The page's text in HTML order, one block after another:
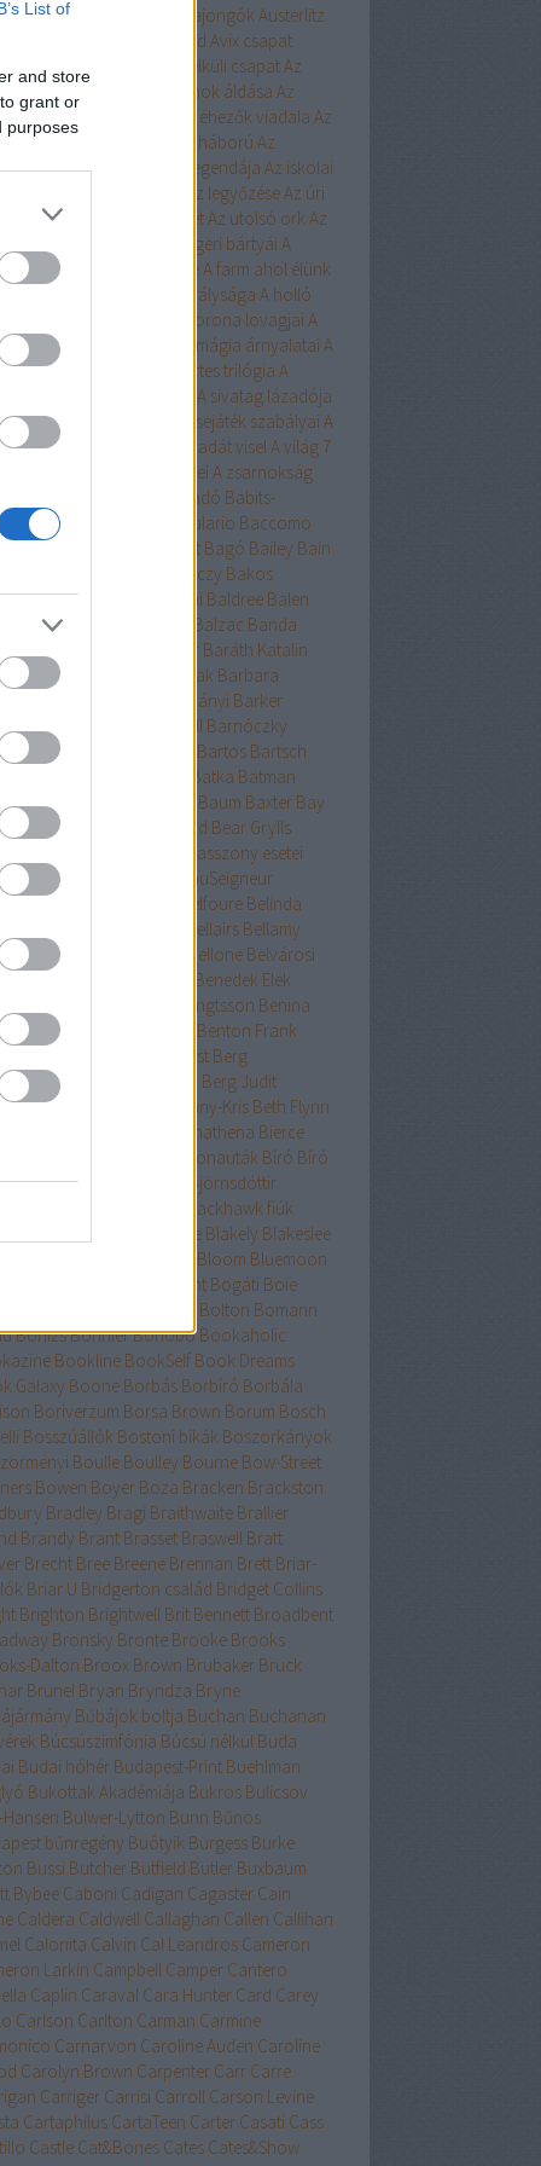
List of
and store
grant or
purposes
Aurora Austen-rajongók Austerlitz
Aveyard Avix csapat
Ázsia-saga Az arc nélküli csapatAz
bába
Az égi hivatalnok áldása Az
ló
Az éhezők viadala Az
hercege
Az első hangy háború Az
flottaAz északi erdő legendája Az iskolai
Az Olimposz legyőzéseAz úri
Az utolsó huszonhétAz utolsó ork Az
A Birodalom tengeri bártyái A
kultiváció nagymestereA farm ahol élünk
A híd királysága A holló
A korona lovagjai A
népe
A mágia árnyalatai A
rabjai
A nyertes trilógia A
A sivatag lázadója
egyenlete
A szerencsejáték szabályai A
boszorkánya
A tacskó Pradát viselA világ 7
A Yellowstone alfahímjei A zsarnokság
Babilon Kiadó Babits-
Baccalario Baccomo
Baehr Baggot Bagó Bailey Bain
Bakóczy Bakos
krimik
Baldini Baldree Balen
ErikaBallard Balzac Banda
Bán Mór Baráth Katalin
Viktória
Barátnak tartalak Barbara
Bárkányi Barker
Barnard Barnhill Barnóczky
Barreau Bartos Bartsch
Batka Batman
Bauer Baum Baxter Bay
Bazterrica Beard Bear Grylls
Beatrice Hyde-Clare kisasszony esetei
Williams
BeauSeigneur
Stowe
Belfoure Belinda
Bellairs Bellamy
Belle Bellinger-nővérek Bellone Belvárosi
Benedek Elek
Bengtsson Benina
Benkő
Benton Frank
Berest Berg
Berg Judit
Berry Bethany-Kris Beth Flynn
Bhathena Bierce
Bionauták Bíró Bíró
Bishop
Björnsdóttir
Blackhawk fiúk
Blake Blakely Blakeslee
Bloom Bluemoon
Body Count Bogáti Boie
Bolton Bomann
BónizsBonnierBonobó Bookaholic
Bookline BookSelf Book Dreams
Galaxy Boone Borbás Borbíró Borbála
Boriverzum Borsa Brown Borum Bosch
Bosszúállók Bostoni bikák Boszorkányok
Boulle Boulley Bourne Bow-Street
Bowen Boyer Boza Bracken Brackston
Bradley Bragi Braithwaite Brallier
Brandy Brant Brasset Braswell Bratt
Brecht Bree Breene Brennan Brett Briar-
Briar U Bridgerton család Bridget Collins
Brighton Brightwell Brit Bennett Broadbent
Bronsky Bronte Brooke Brooks
Dalton Broox Brown Brubaker Bruck
Brunel Bryan Bryndza Bryne
Bűbájok boltja Buchan Buchanan
Búcsúszimfónia Búcsú nélkül Buda
Budai hóhér Budapest-Print Buehlman
Bukottak Akadémiája Bukros Bulicsov
Bulwer-Lytton Bunn Bűnös
bűnregény Buótyik Burgess Burke
Bussi Butcher Butfield Butler Buxbaum
Bybee Caboni Cadigan Cagaster Cain
Caldera Caldwell Callaghan Callen Callihan
Calonita Calvin Cal Leandros Cameron
Larkin Campbell Camper Cantero
Caplin Caraval Cara Hunter Card Carey
Carlson Carlton Carman Carmine
Carnarvon Caroline Auden Caroline
Carolyn Brown Carpenter Carr Carre
Carriger Carrisi Carroll Carson Levine
Cartaphilus CartaTeen Carter Casati Cass
Castle Cat&Bones Cates Cates&Show